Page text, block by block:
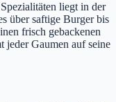
liegt in der
über saftige Burger bis
frisch gebackenen
jeder Gaumen auf seine